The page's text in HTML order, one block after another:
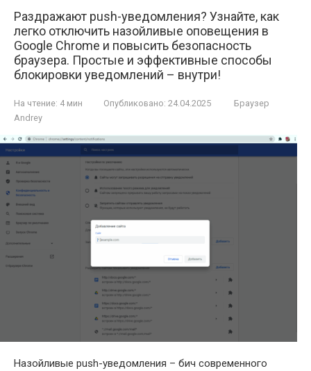
Раздражают push-уведомления? Узнайте, как
легко отключить назойливые оповещения в
Google Chrome и повысить безопасность
браузера. Простые и эффективные способы
блокировки уведомлений – внутри!
На чтение: 4 мин Опубликовано: 24.04.2025
Браузер
Andrey
Назойливые push-уведомления – бич современного